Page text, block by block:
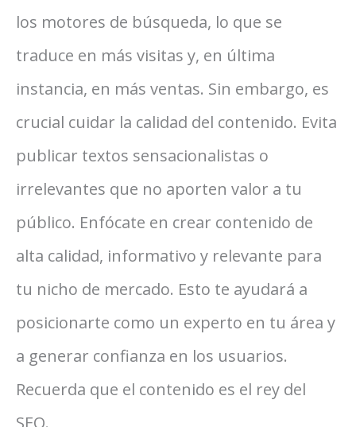
los motores de búsqueda, lo que se
traduce en más visitas y, en última
instancia, en más ventas. Sin embargo, es
crucial cuidar la calidad del contenido. Evita
publicar textos sensacionalistas o
irrelevantes que no aporten valor a tu
público. Enfócate en crear contenido de
alta calidad, informativo y relevante para
tu nicho de mercado. Esto te ayudará a
posicionarte como un experto en tu área y
a generar confianza en los usuarios.
Recuerda que el contenido es el rey del
SEO.